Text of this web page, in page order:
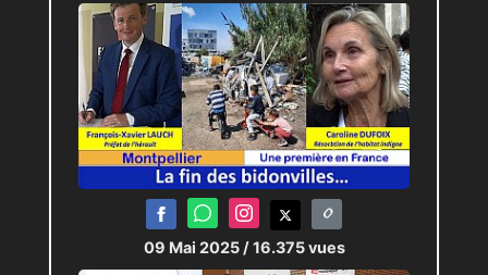
09 Mai 2025 / 16.375 vues